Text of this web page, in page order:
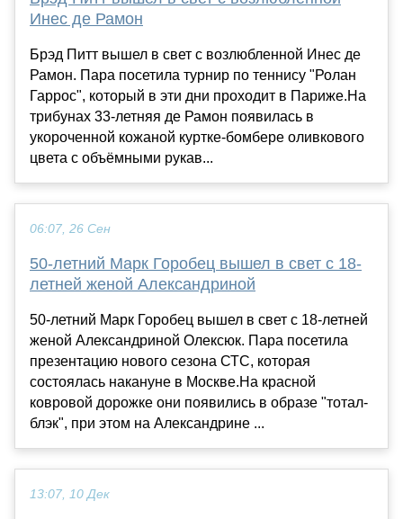
Инес де Рамон
Брэд Питт вышел в свет с возлюбленной Инес де
Рамон. Пара посетила турнир по теннису "Ролан
Гаррос", который в эти дни проходит в Париже.На
трибунах 33-летняя де Рамон появилась в
укороченной кожаной куртке-бомбере оливкового
цвета с объёмными рукав...
06:07, 26 Сен
50-летний Марк Горобец вышел в свет с 18-
летней женой Александриной
50-летний Марк Горобец вышел в свет с 18-летней
женой Александриной Олексюк. Пара посетила
презентацию нового сезона СТС, которая
состоялась накануне в Москве.На красной
ковровой дорожке они появились в образе "тотал-
блэк", при этом на Александрине ...
13:07, 10 Дек